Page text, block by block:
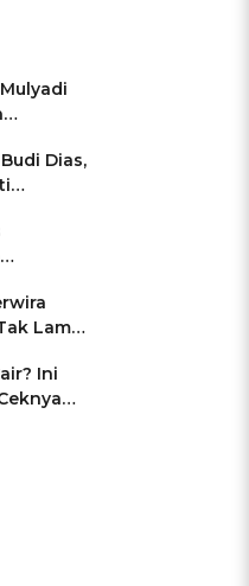
Dias,
Lama
Ini